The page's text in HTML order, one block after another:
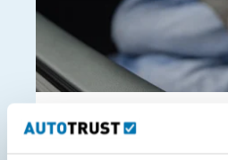
Instap garantie